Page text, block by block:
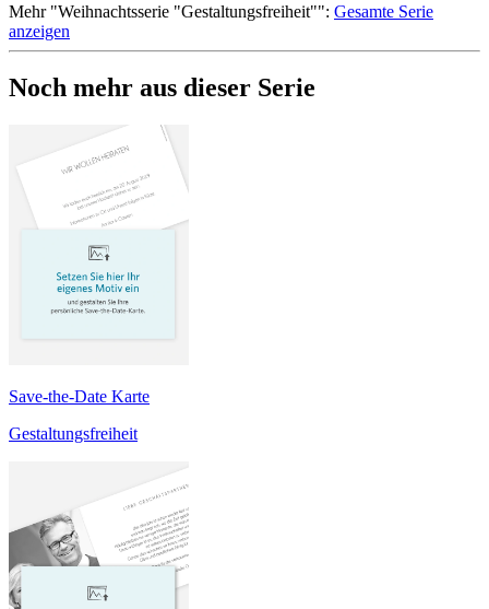
Mehr"Weihnachtsserie "Gestaltungsfreiheit"": Gesamte Serie
anzeigen
Noch mehr aus dieser Serie
Save-the-Date Karte
Gestaltungsfreiheit